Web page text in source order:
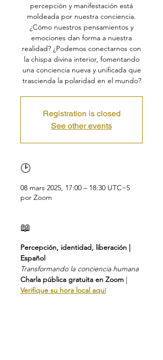
percepción y manifestación está
moldeada por nuestra conciencia.
¿Cómo nuestros pensamientos y
emociones dan forma a nuestra
realidad? ¿Podemos conectarnos con
la chispa divina interior, fomentando
una conciencia nueva y unificada que
trascienda la polaridad en el mundo?
Registration is closed
See other events
🕑
08 mars 2025, 17:00 – 18:30 UTC−5
por Zoom
📖
Percepción, identidad, liberación |
Español
Transformando la conciencia humana
Charla pública gratuita en Zoom |
Verifique su hora local aquí